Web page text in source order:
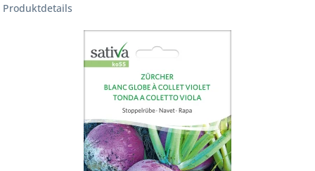
Produktdetails